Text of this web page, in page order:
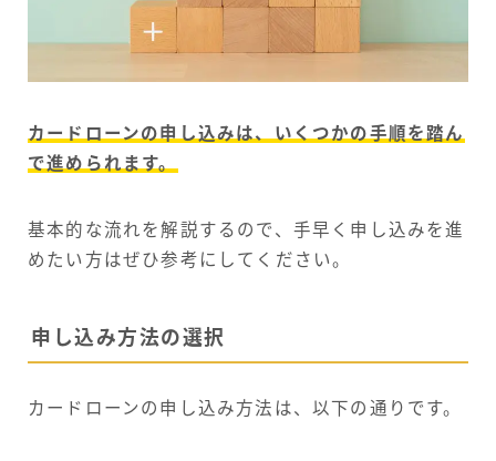
カードローンの申し込みは、いくつかの手順を踏ん
で進められます。
基本的な流れを解説するので、手早く申し込みを進
めたい方はぜひ参考にしてください。
申し込み方法の選択
カードローンの申し込み方法は、以下の通りです。